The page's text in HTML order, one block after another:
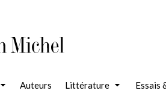
Auteurs Littérature Essais